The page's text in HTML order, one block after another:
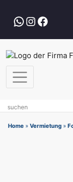
springenWhatsApp
Home » Vermietung »